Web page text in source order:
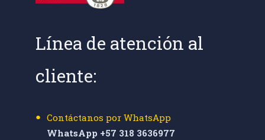
Línea de atención al
cliente:
Contáctanos por WhatsApp
WhatsApp +57 318 3636977